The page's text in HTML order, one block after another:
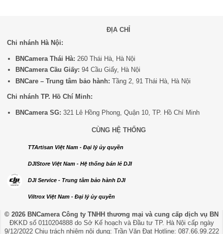
ĐỊA CHỈ
Chi nhánh Hà Nội:
BNCamera Thái Hà: 260 Thái Hà, Hà Nội
BNCamera Cầu Giấy: 94 Cầu Giấy, Hà Nội
BNCare – Trung tâm bảo hành: Tầng 2, 91 Thái Hà, Hà Nội
Chi nhánh TP. Hồ Chí Minh:
BNCamera SG: 321 Lê Hồng Phong, Quận 10, TP. Hồ Chí Minh
CÙNG HỆ THỐNG
TTArtisan Việt Nam - Đại lý ủy quyền
DJIStore Việt Nam - Hệ thống bán lẻ DJI
DJI Service - Trung tâm bảo hành DJI
Viltrox Việt Nam - Đại lý ủy quyền
© 2026 BNCamera Công ty TNHH thương mại và cung cấp dịch vụ BN
ĐKKD số 0110204888 do Sở Kế hoạch và Đầu tư TP. Hà Nội cấp ngày
9/12/2022 Chịu trách nhiệm nội dung: Trần Văn Đạt Hotline: 087.66.99.222